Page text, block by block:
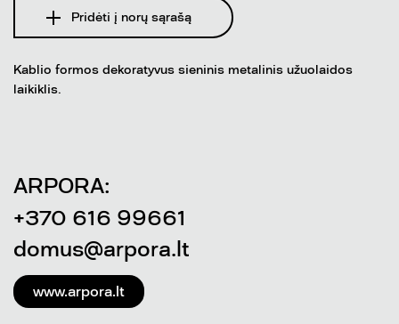
Pridėti į norų sąrašą
Kablio formos dekoratyvus sieninis metalinis užuolaidos
laikiklis.
ARPORA:
+370 616 99661
domus@arpora.lt
www.arpora.lt